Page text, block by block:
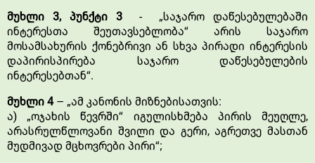
მუხლი 3, პუნქტი 3 - „საჯარო დაწესებულებაში
ინტერესთა შეუთავსებლობა“ არის საჯარო
მოსამსახურის ქონებრივი ან სხვა პირადი ინტერესის
დაპირისპირება საჯარო დაწესებულების
ინტერესებთან“.
მუხლი 4– „ამ კანონის მიზნებისათვის:
ა) „ოჯახის წევრში“ იგულისხმება პირის მეუღლე,
არასრულწლოვანი შვილი და გერი, აგრეთვე მასთან
მუდმივად მცხოვრები პირი“;